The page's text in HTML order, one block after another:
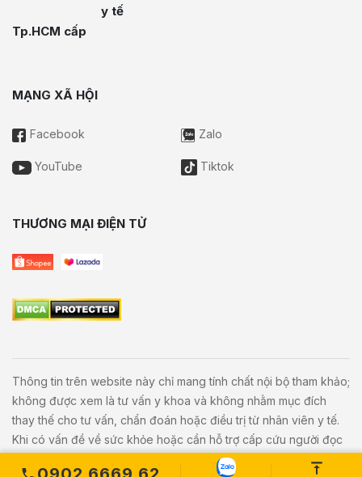
y tế
Tp.HCM cấp
MẠNG XÃ HỘI
Facebook Zalo
YouTube Tiktok
THƯƠNG MẠI ĐIỆN TỬ
Thông tin trên website này chỉ mang tính chất nội bộ tham khảo;
không được xem là tư vấn y khoa và không nhằm mục đích
thay thế cho tư vấn, chẩn đoán hoặc điều trị từ nhân viên y tế.
Khi có vấn đề về sức khỏe hoặc cần hỗ trợ cấp cứu người đọc
cần liên hệ bác sĩ và cơ sở y tế gần nhất.